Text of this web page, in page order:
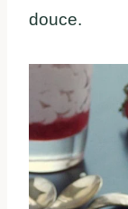
douce.